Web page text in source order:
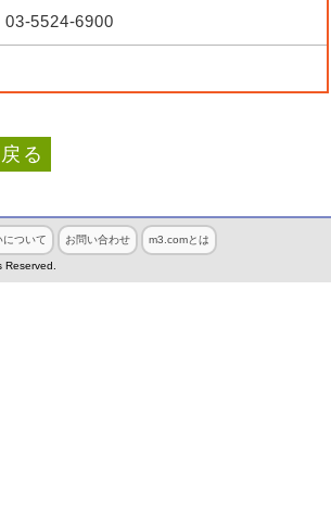
03-5524-6900
る
について お問い合わせ m3.comとは